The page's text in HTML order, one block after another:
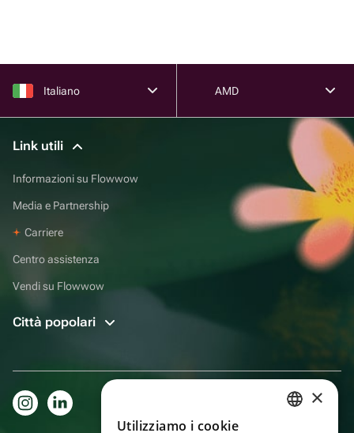
Italiano AMD
Link utili
Informazioni su Flowwow
Media e Partnership
Carriere
Centro assistenza
Vendi su Flowwow
Città popolari
×
Utilizziamo i cookie